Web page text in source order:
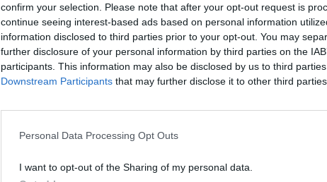
confirm your selection. Please note that after your opt-out request is
continue seeing interest-based ads based on personal information
information disclosed to third parties prior to your opt-out. You may
further disclosure of your personal information by third parties on the
participants. This information may also be disclosed by us to third
Downstream Participants that may further disclose it to other third parties.
Personal Data Processing Opt Outs
I want to opt-out of the Sharing of my personal data.